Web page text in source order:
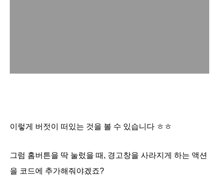
이렇게 버젓이 떠있는 것을 볼 수 있습니다 ㅎㅎ
그럼 홈버튼을 딱 눌렀을 때, 경고창을 사라지게 하는 액션
을 코드에 추가해줘야겠죠?